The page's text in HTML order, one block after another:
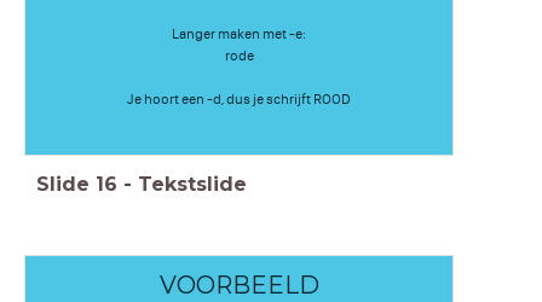
Langer maken met -e:
rode
Je hoort een -d, dus je schrijft ROOD
Slide 16 - Tekstslide
VOORBEELD